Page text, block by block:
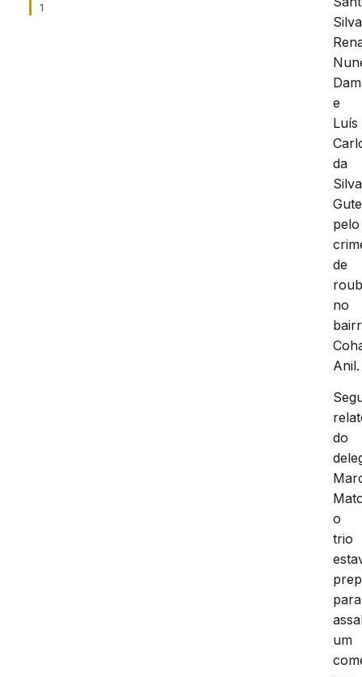
1
e
Luís
da
Silva
pelo
de
no
Anil.
do
o
trio
para
um